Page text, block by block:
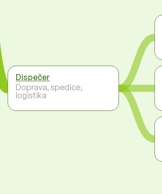
Dispečer
Doprava, spedice,
logistika